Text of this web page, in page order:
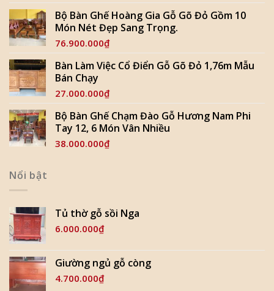
Bộ Bàn Ghế Hoàng Gia Gỗ Gõ Đỏ Gồm 10
Món Nét Đẹp Sang Trọng.
76.900.000₫
Bàn Làm Việc Cổ Điển Gỗ Gõ Đỏ 1,76m Mẫu
Bán Chạy
27.000.000₫
Bộ Bàn Ghế Chạm Đào Gỗ Hương Nam Phi
Tay 12, 6 Món Vân Nhiều
38.000.000₫
Nổi bật
Tủ thờ gỗ sồi Nga
6.000.000₫
Giường ngủ gỗ còng
4.700.000₫